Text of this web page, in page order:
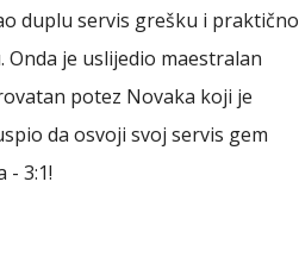
duplu servis grešku i praktično
je uslijedio maestralan
potez Novaka koji je
da osvoji svoj servis gem
- 3:1!